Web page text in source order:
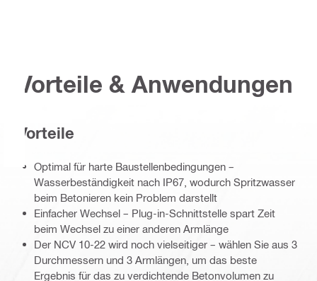
Vorteile & Anwendungen
Vorteile
Optimal für harte Baustellenbedingungen –
Wasserbeständigkeit nach IP67, wodurch Spritzwasser
beim Betonieren kein Problem darstellt
Einfacher Wechsel – Plug-in-Schnittstelle spart Zeit
beim Wechsel zu einer anderen Armlänge
Der NCV 10-22 wird noch vielseitiger – wählen Sie aus 3
Durchmessern und 3 Armlängen, um das beste
Ergebnis für das zu verdichtende Betonvolumen zu